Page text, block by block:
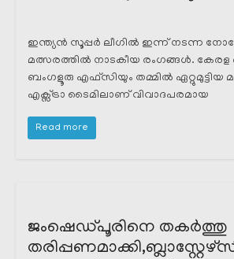
ഇന്ത്യൻ സൂപ്പർ ലീഗിൽ ഇന്ന് നടന്ന
മത്സരത്തിൽ നാടകീയ രംഗങ്ങൾ. കേരള
ബംഗളൂരു എഫ്സിയും തമ്മിൽ ഏറ്റുമുട്ടിയ
എക്സ്ട്രാ ടൈമിലാണ് വിവാദപരമായ
Read more
ജംഷെഡ്പൂരിനെ തകർത്തു